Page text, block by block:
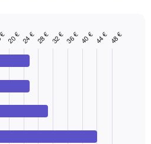
20 € 24 € 28 € 32 €36 € 40 € 44 € 48 €